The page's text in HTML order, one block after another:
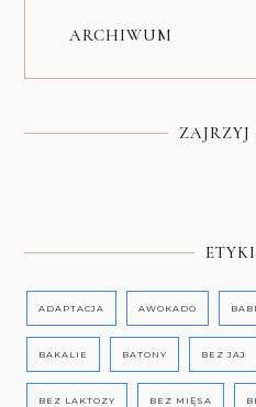
ARCHIWUM
ADAPTACJA AWOKADO
BAKALIE BATONY BEZ JAJ
BEZ LAKTOZY BEZ MIĘSA